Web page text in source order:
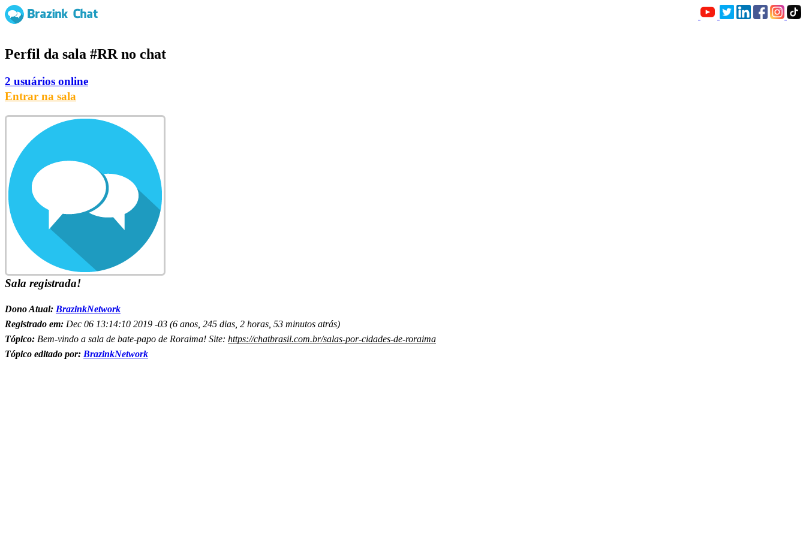
Perfil da sala #RR no chat
2 usuários online
Entrar na sala
Sala registrada!
Dono Atual: BrazinkNetwork
Registrado em: Dec 06 13:14:10 2019 -03 (6 anos, 245 dias, 2 horas, 53 minutos atrás)
Tópico: Bem-vindo a sala de bate-papo de Roraima! Site: https://chatbrasil.com.br/salas-por-cidades-de-roraima
Tópico editado por: BrazinkNetwork